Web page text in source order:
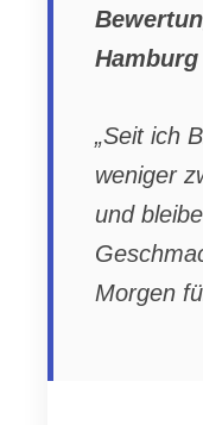
Hamburg
„Seit ich
weniger
und
Morgen